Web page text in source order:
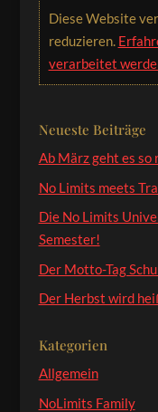
Diese Website
reduzieren.
verarbeitet
Neueste Beiträge
Ab März geht es so
No Limits meets
Die No Limits
Semester!
Der Motto-Tag
Der Herbst wird
Kategorien
Allgemein
NoLimits Family